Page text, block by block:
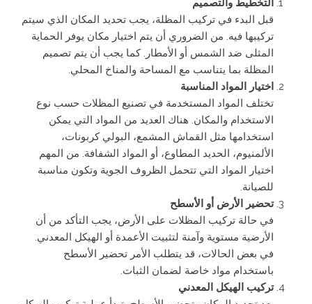
التخطيط والتصميم
قبل البدء في تركيب المظلة، يجب تحديد المكان الذي سيتم
تركيبها فيه. من الضروري أن يتم اختيار مكان يوفر الحماية
المثلى ضد الشمس أو الأمطار. كما يجب أن يتم تصميم
المظلة بما يتناسب مع المساحة والمناخ المحلي.
اختيار المواد المناسبة
تختلف المواد المستخدمة في تصنيع المظلات حسب نوع
الاستخدام والمكان. هناك العديد من المواد التي يمكن
استخدامها مثل القماش المشمع، البولي كربونات،
الألمنيوم، الحديد المطاوع، أو المواد الشفافة. من المهم
اختيار المواد التي تتحمل الظروف الجوية وتكون مناسبة
للصيانة.
تحضير الأرض أو الأسطح
في حالة تركيب المظلات على الأرض، يجب التأكد من أن
الأرضية مستوية وآمنة لتثبيت الأعمدة أو الهيكل المعدني.
في بعض الحالات، قد يتطلب الأمر تحضير الأسطح
باستخدام مواد خاصة لضمان الثبات.
تركيب الهيكل المعدني